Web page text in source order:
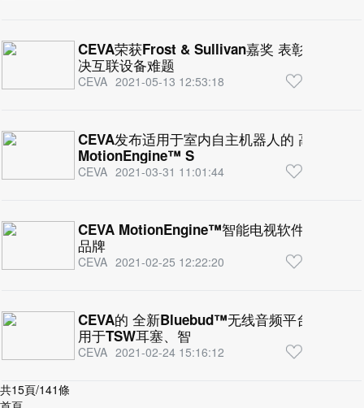
CEVA荣获Frost & Sullivan嘉奖 表彰其智能
决互联设备难题
CEVA 2021-05-13 12:53:18
CEVA发布适用于室内自主机器人的 高精度航
MotionEngine™ S
CEVA 2021-03-31 11:01:44
CEVA MotionEngine™智能电视软件通过LG
品牌
CEVA 2021-02-25 12:22:20
CEVA的 全新Bluebud™无线音频平台基于
用于TSW耳塞、智
CEVA 2021-02-24 15:16:12
共15頁/141條